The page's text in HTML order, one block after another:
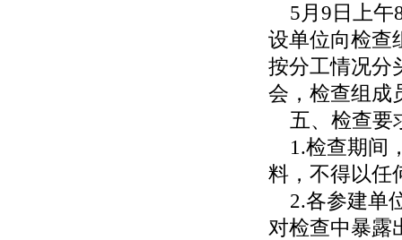
5月9日上午
设单位向检查
按分工情况分
会，检查组成
五、检查要
1.检查期间
料，不得以任
2.各参建单
对检查中暴露